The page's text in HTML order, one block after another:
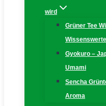
wird
Grüner Tee
Gyokuro –
Umami
Sencha
Aroma